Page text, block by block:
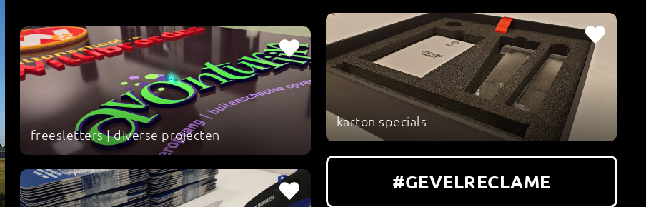
freesletters | diverse projecten
karton specials
#GEVELRECLAME